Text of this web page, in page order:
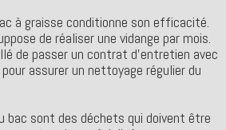
à graisse conditionne son efficacité.
de réaliser une vidange par mois.
de passer un contrat d'entretien avec
assurer un nettoyage régulier du
bac sont des déchets qui doivent être